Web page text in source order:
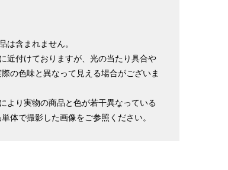
は含まれません。
近付けておりますが、光の当たり具合や
の色味と異なって見える場合がございま
より実物の商品と色が若干異なっている
体で撮影した画像をご参照ください。